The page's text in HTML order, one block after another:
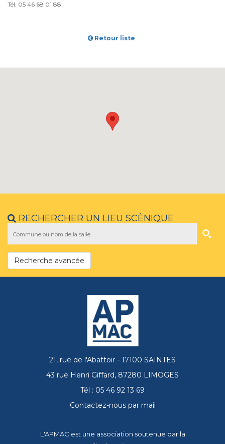
Tél. 05 46 68 01 88
Retour liste
RECHERCHER UN LIEU SCÈNIQUE
Recherche avancée
21, rue de l'Abattoir - 17100 SAINTES
43 rue Henri Giffard, 87280 LIMOGES
Tél : 05 46 92 13 69
Contactez-nous par mail
L'APMAC est une association soutenue par la